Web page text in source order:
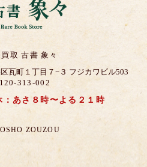
取 古書 象々
瓦町１丁目７−３ フジカワビル503
313-002
あさ８時〜よる２１時
ZOUZOU